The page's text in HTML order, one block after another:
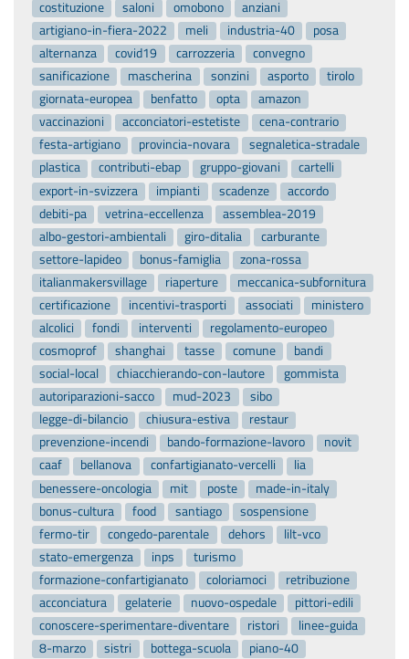
costituzione saloni omobono
anziani
artigiano-in-fiera-2022
meli industria-40
posa
alternanza
covid19 carrozzeria
convegno
sanificazione
mascherina sonzini asporto
tirolo
giornata-europea
benfatto opta
amazon
vaccinazioni
acconciatori-estetiste
cena-contrario
festa-artigiano
provincia-novara
segnaletica-stradale
plastica
contributi-ebap gruppo-giovani
cartelli
export-in-svizzera
impianti scadenze
accordo
debiti-pa
vetrina-eccellenza
assemblea-2019
albo-gestori-ambientali
giro-ditalia
carburante
settore-lapideo
bonus-famiglia
zona-rossa
italianmakersvillage
riaperture
meccanica-subfornitura
certificazione
incentivi-trasporti associati
ministero
alcolici
fondi interventi
regolamento-europeo
cosmoprof
shanghai tasse comune
bandi
social-local
chiacchierando-con-lautore
gommista
autoriparazioni-sacco
mud-2023
sibo
legge-di-bilancio
chiusura-estiva
restaur
prevenzione-incendi
bando-formazione-lavoro
novit
caaf
bellanova confartigianato-vercelli
lia
benessere-oncologia
mit poste
made-in-italy
bonus-cultura
food santiago
sospensione
fermo-tir
congedo-parentale dehors
lilt-vco
stato-emergenza
inps
turismo
formazione-confartigianato
coloriamoci
retribuzione
acconciatura
gelaterie nuovo-ospedale
pittori-edili
conoscere-sperimentare-diventare
ristori
linee-guida
8-marzo
sistri bottega-scuola
piano-40